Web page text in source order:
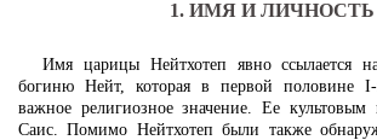
1. ИМЯ И ЛИЧНОСТЬ
Имя царицы Нейтхотеп явно ссылается
богиню Нейт, которая в первой половине
важное религиозное значение. Ее
Саис. Помимо Нейтхотеп были также